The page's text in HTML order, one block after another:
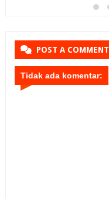
POST A COMMENT
Tidak ada komentar: